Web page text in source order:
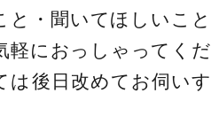
と・聞いてほしいこと
軽におっしゃってくだ
は後日改めてお伺いす